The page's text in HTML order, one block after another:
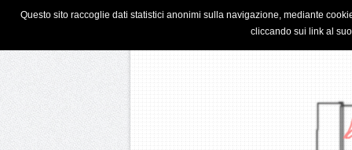
HOME PRIVACY & COOKIE POLICY
Questo sito raccoglie dati statistici anonimi sulla navigazione, mediante
cliccando sui link al